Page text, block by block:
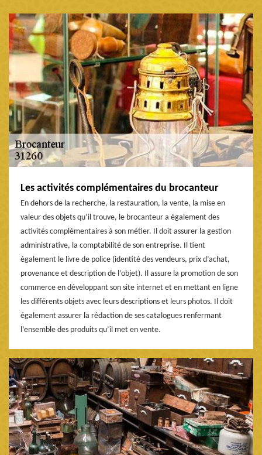
Les activités complémentaires du brocanteur
En dehors de la recherche, la restauration, la vente, la mise en
valeur des objets qu’il trouve, le brocanteur a également des
activités complémentaires à son métier. Il doit assurer la gestion
administrative, la comptabilité de son entreprise. Il tient
également le livre de police (identité des vendeurs, prix d’achat,
provenance et description de l’objet). Il assure la promotion de son
commerce en développant son site internet et en mettant en ligne
les différents objets avec leurs descriptions et leurs photos. Il doit
également assurer la rédaction de ses catalogues renfermant
l’ensemble des produits qu’il met en vente.